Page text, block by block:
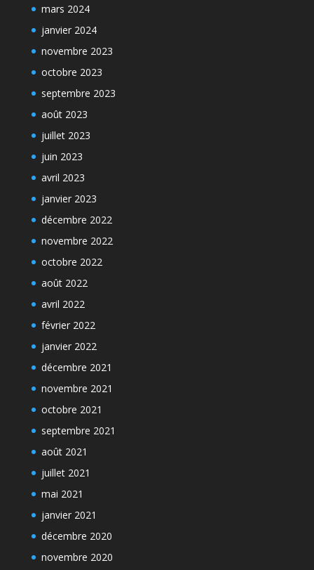
mars 2024
janvier 2024
novembre 2023
octobre 2023
septembre 2023
août 2023
juillet 2023
juin 2023
avril 2023
janvier 2023
décembre 2022
novembre 2022
octobre 2022
août 2022
avril 2022
février 2022
janvier 2022
décembre 2021
novembre 2021
octobre 2021
septembre 2021
août 2021
juillet 2021
mai 2021
janvier 2021
décembre 2020
novembre 2020